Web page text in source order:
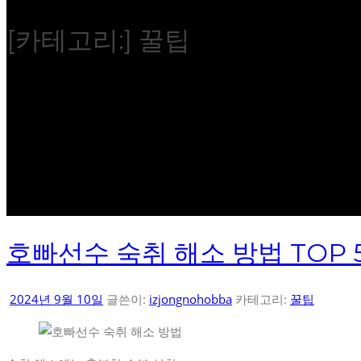
[카테고리:] 꿀팁
호빠선수 숙취 해소 방법 TOP
2024년 9월 10일 글쓴이: izjongnohobba 카테고리: 꿀팁